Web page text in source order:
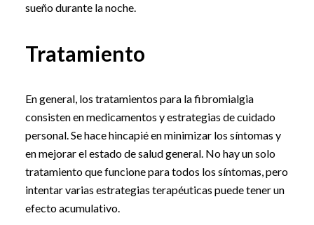
sueño durante la noche.
Tratamiento
En general, los tratamientos para la fibromialgia
consisten en medicamentos y estrategias de cuidado
personal. Se hace hincapié en minimizar los síntomas y
en mejorar el estado de salud general. No hay un solo
tratamiento que funcione para todos los síntomas, pero
intentar varias estrategias terapéuticas puede tener un
efecto acumulativo.